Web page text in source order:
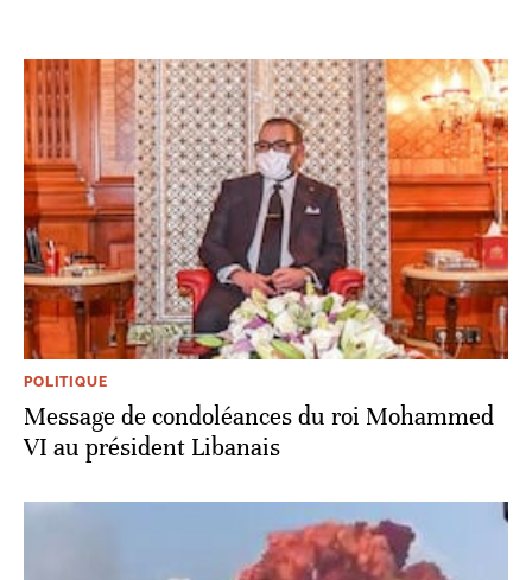
POLITIQUE
Message de condoléances du roi Mohammed
VI au président Libanais